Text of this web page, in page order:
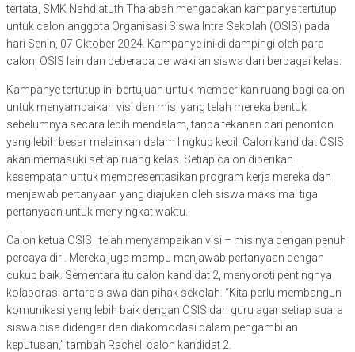
tertata, SMK Nahdlatuth Thalabah mengadakan kampanye tertutup
untuk calon anggota Organisasi Siswa Intra Sekolah (OSIS) pada
hari Senin, 07 Oktober 2024. Kampanye ini di dampingi oleh para
calon, OSIS lain dan beberapa perwakilan siswa dari berbagai kelas.
Kampanye tertutup ini bertujuan untuk memberikan ruang bagi calon
untuk menyampaikan visi dan misi yang telah mereka bentuk
sebelumnya secara lebih mendalam, tanpa tekanan dari penonton
yang lebih besar melainkan dalam lingkup kecil. Calon kandidat OSIS
akan memasuki setiap ruang kelas. Setiap calon diberikan
kesempatan untuk mempresentasikan program kerja mereka dan
menjawab pertanyaan yang diajukan oleh siswa maksimal tiga
pertanyaan untuk menyingkat waktu.
Calon ketua OSIS telah menyampaikan visi – misinya dengan penuh
percaya diri. Mereka juga mampu menjawab pertanyaan dengan
cukup baik. Sementara itu calon kandidat 2, menyoroti pentingnya
kolaborasi antara siswa dan pihak sekolah. “Kita perlu membangun
komunikasi yang lebih baik dengan OSIS dan guru agar setiap suara
siswa bisa didengar dan diakomodasi dalam pengambilan
keputusan,” tambah Rachel, calon kandidat 2.